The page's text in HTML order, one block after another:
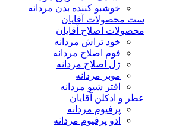
خوشبو کننده بدن مردانه
ست محصولات آقایان
محصولات اصلاح آقایان
خود تراش مردانه
فوم اصلاح مردانه
ژل اصلاح مردانه
موبر مردانه
افتر شیو مردانه
عطر و ادکلن آقایان
پرفیوم مردانه
ادو پرفیوم مردانه